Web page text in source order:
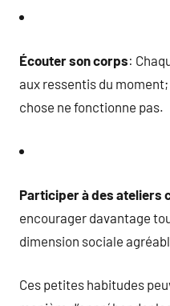
Écouter son corps:
aux ressentis du
chose ne fonctionne pas.
Participer à des ateliers
encourager davantage
dimension sociale
Ces petites habitudes